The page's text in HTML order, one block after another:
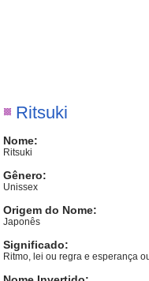
Ritsuki
Nome:
Ritsuki
Gênero:
Unissex
Origem do Nome:
Japonês
Significado:
Ritmo, lei ou regra e esperança